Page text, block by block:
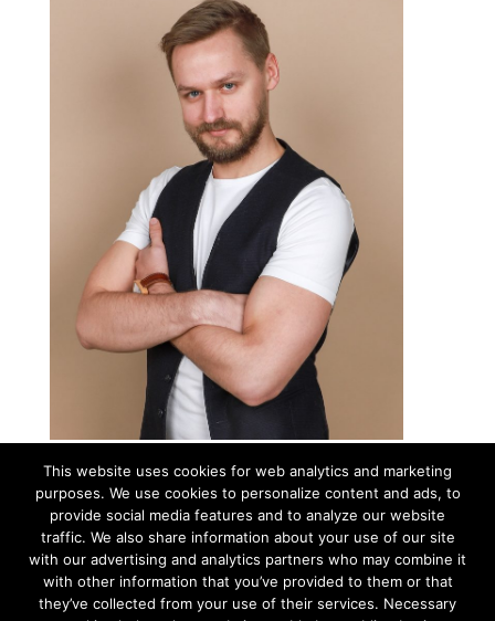
MARKUS KRAAVI
Tehniline projektijuht
Markusel oli sündides ilmselt ühes käes iPad ja teises kaamera.
Igatahes sellisena me teda tavaliselt üritustel näeme.
ET / EN
markus@bluedrum.eu
This website uses cookies for web analytics and marketing
purposes. We use cookies to personalize content and ads, to
provide social media features and to analyze our website
traffic. We also share information about your use of our site
with our advertising and analytics partners who may combine it
with other information that you’ve provided to them or that
they’ve collected from your use of their services. Necessary